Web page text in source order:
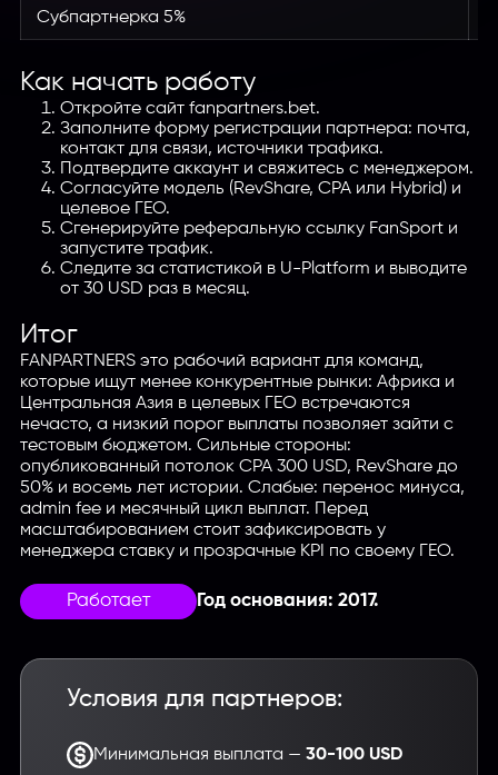
Субпартнерка 5%
Как начать работу
Откройте сайт fanpartners.bet.
Заполните форму регистрации партнера: почта,
контакт для связи, источники трафика.
Подтвердите аккаунт и свяжитесь с менеджером.
Согласуйте модель (RevShare, CPA или Hybrid) и
целевое ГЕО.
Сгенерируйте реферальную ссылку FanSport и
запустите трафик.
Следите за статистикой в U-Platform и выводите
от 30 USD раз в месяц.
Итог
FANPARTNERS это рабочий вариант для команд,
которые ищут менее конкурентные рынки: Африка и
Центральная Азия в целевых ГЕО встречаются
нечасто, а низкий порог выплаты позволяет зайти с
тестовым бюджетом. Сильные стороны:
опубликованный потолок CPA 300 USD, RevShare до
50% и восемь лет истории. Слабые: перенос минуса,
admin fee и месячный цикл выплат. Перед
масштабированием стоит зафиксировать у
менеджера ставку и прозрачные KPI по своему ГЕО.
Работает Год основания: 2017.
Условия для партнеров:
Минимальная выплата — 30-100 USD